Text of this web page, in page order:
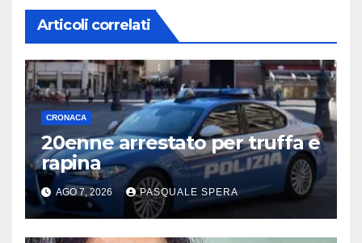
Articoli correlati
CRONACA
20enne arrestato per truffa e
rapina
AGO 7, 2026 PASQUALE SPERA